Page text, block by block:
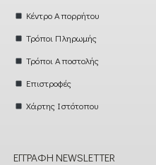
Κέντρο Απορρήτου
Τρόποι Πληρωμής
Τρόποι Αποστολής
Επιστροφές
Χάρτης Ιστότοπου
ΕΓΓΡΑΦΉ NEWSLETTER